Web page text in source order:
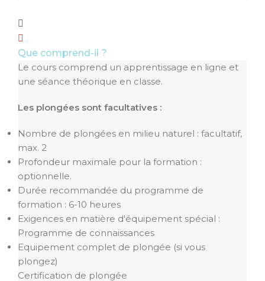
Que comprend-il ?
Le cours comprend un apprentissage en ligne et
une séance théorique en classe.
Les plongées sont facultatives :
Nombre de plongées en milieu naturel : facultatif,
max. 2
Profondeur maximale pour la formation :
optionnelle.
Durée recommandée du programme de
formation : 6-10 heures
Exigences en matière d'équipement spécial :
Programme de connaissances
Equipement complet de plongée (si vous
plongez)
Certification de plongée